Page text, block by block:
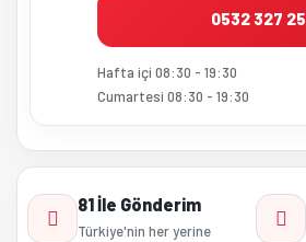
0532 327
Hafta içi 08:30 - 19:30
Cumartesi 08:30 - 19:30
81 İle Gönderim
Türkiye'nin her yerine